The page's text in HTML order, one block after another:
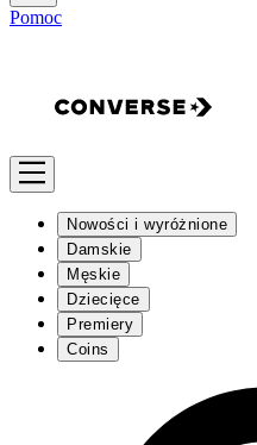
Pomoc
Nowości i wyróżnione
Damskie
Męskie
Dziecięce
Premiery
Coins